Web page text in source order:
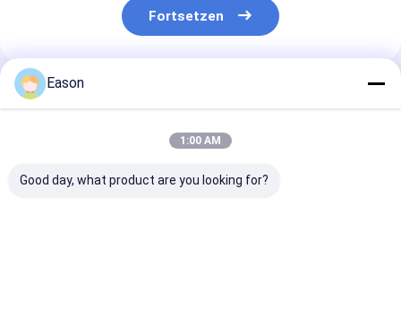
Fortsetzen
Empfohlene Produkte
Eason
1:00 AM
Good day, what product are you looking for?